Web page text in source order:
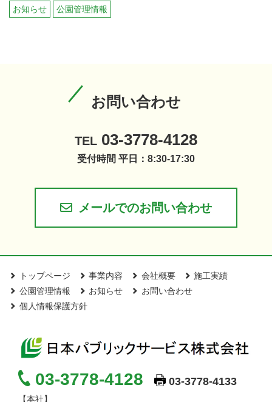
お知らせ 公園管理情報
お問い合わせ
TEL 03-3778-4128
受付時間 平日：8:30-17:30
メールでのお問い合わせ
トップページ 事業内容 会社概要
施工実績
公園管理情報
お知らせ
お問い合わせ
個人情報保護方針
03-3778-4128 03-3778-4133
【本社】